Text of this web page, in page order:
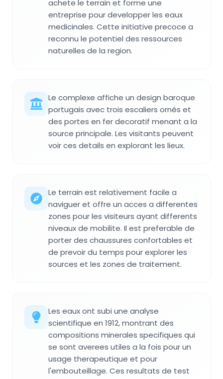
achete le terrain et forme une
entreprise pour developper les eaux
medicinales. Cette initiative precoce a
reconnu le potentiel des ressources
naturelles de la region.
Le complexe affiche un design baroque
portugais avec trois escaliers ornés et
des portes en fer decoratif menant a la
source principale. Les visitants peuvent
voir ces details en explorant les lieux.
Le terrain est relativement facile a
naviguer et offre un acces a differentes
zones pour les visiteurs ayant differents
niveaux de mobilite. Il est preferable de
porter des chaussures confortables et
de prevoir du temps pour explorer les
sources et les zones de traitement.
Les eaux ont subi une analyse
scientifique en 1912, montrant des
compositions minerales specifiques qui
se sont averees utiles a la fois pour un
usage therapeutique et pour
l'embouteillage. Ces resultats de test